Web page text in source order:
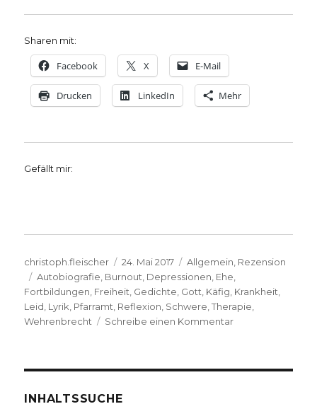
Sharen mit:
Facebook X E-Mail
Drucken LinkedIn Mehr
Gefällt mir:
Autor
christoph.fleischer
Veröffentlicht
am
24. Mai 2017 Kategorien
Allgemein Rezension
Schlagwörter
Autobiografie Burnout Depressionen Ehe
Fortbildungen Freiheit Gedichte Gott Käfig Krankheit
Leid Lyrik Pfarramt Reflexion Schwere ,Therapie
Wehrenbrecht
Schreibe einen Kommentarzu
INHALTSSUCHE